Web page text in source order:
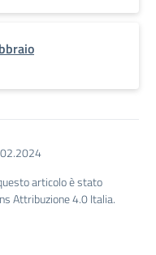
articolo è stato
Attribuzione 4.0 Italia.